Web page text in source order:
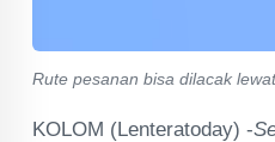
Rute pesanan bisa dilacak
KOLOM (Lenteratoday) -